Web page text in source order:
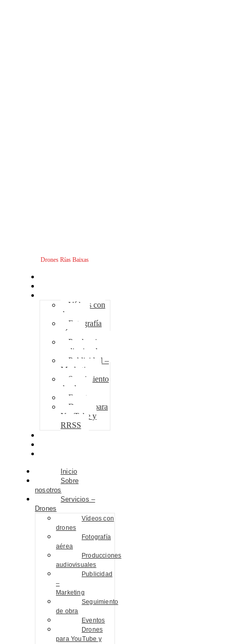
Drones Rías Baixas
Vídeos con
drones
Fotografía
aérea
Producciones
audiovisuales
Publicidad –
Marketing
Seguimiento
de obra
Eventos
Drones para
YouTube y
RRSS
Inicio
Sobre
nosotros
Servicios –
Drones
Vídeos con
drones
Fotografía
aérea
Producciones
audiovisuales
Publicidad
–
Marketing
Seguimiento
de obra
Eventos
Drones
para YouTube y